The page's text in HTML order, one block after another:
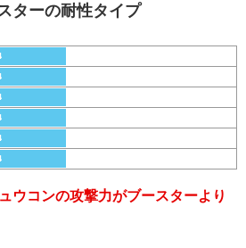
ターの耐性タイプ
ウコンの攻撃力がブースターより